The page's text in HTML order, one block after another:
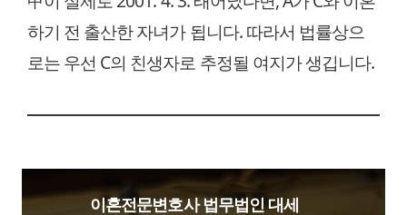
하기 전 출산한 자녀가 됩니다. 따라서 법률상으
로는 우선 C의 친생자로 추정될 여지가 생깁니다.
이혼전문변호사 법무법인 대세